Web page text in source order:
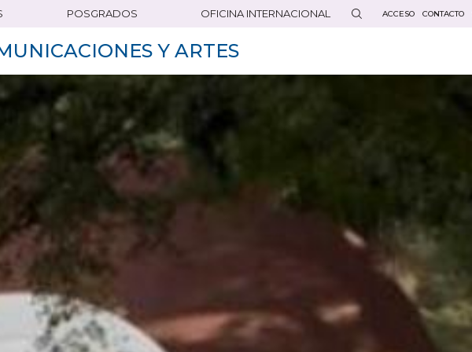
POSGRADOS OFICINA INTERNACIONAL ACCESO CONTACTO
Y ARTES